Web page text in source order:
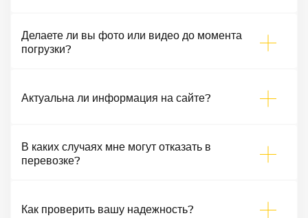
Делаете ли вы фото или видео до момента
погрузки?
Актуальна ли информация на сайте?
В каких случаях мне могут отказать в
перевозке?
Как проверить вашу надежность?